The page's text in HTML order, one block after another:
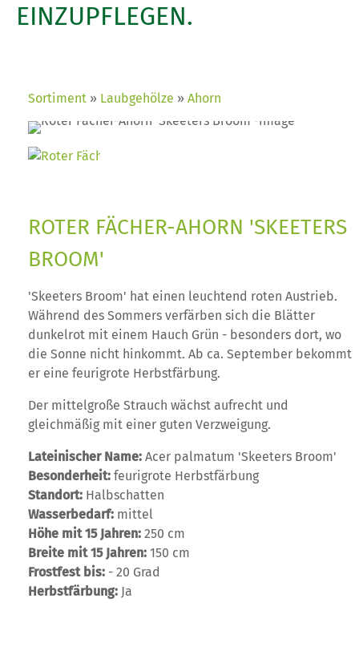
EINZUPFLEGEN.
Sortiment Laubgehölze Ahorn
ROTER FÄCHER-AHORN 'SKEETERS
BROOM'
'Skeeters Broom' hat einen leuchtend roten Austrieb.
Während des Sommers verfärben sich die Blätter
dunkelrot mit einem Hauch Grün - besonders dort, wo
die Sonne nicht hinkommt. Ab ca. September bekommt
er eine feurigrote Herbstfärbung.
Der mittelgroße Strauch wächst aufrecht und
gleichmäßig mit einer guten Verzweigung.
Lateinischer Name: Acer palmatum 'Skeeters Broom'
Besonderheit: feurigrote Herbstfärbung
Standort: Halbschatten
Wasserbedarf: mittel
Höhe mit 15 Jahren: 250 cm
Breite mit 15 Jahren: 150 cm
Frostfest bis: - 20 Grad
Herbstfärbung: Ja